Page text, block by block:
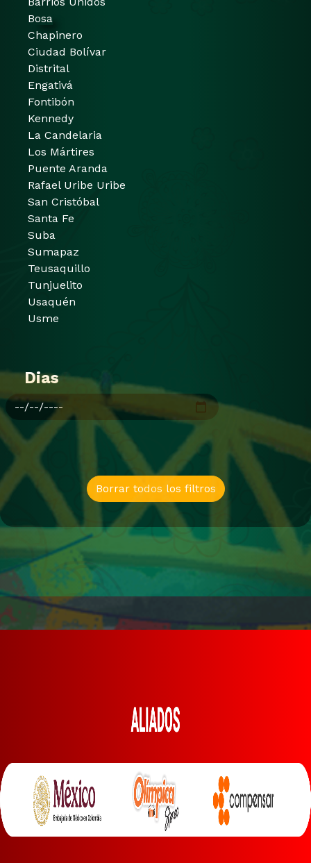
Bosa
Chapinero
Ciudad Bolívar
Distrital
Engativá
Fontibón
Kennedy
La Candelaria
Los Mártires
Puente Aranda
Rafael Uribe Uribe
San Cristóbal
Santa Fe
Suba
Sumapaz
Teusaquillo
Tunjuelito
Usaquén
Usme
Dias
Borrar todos los filtros